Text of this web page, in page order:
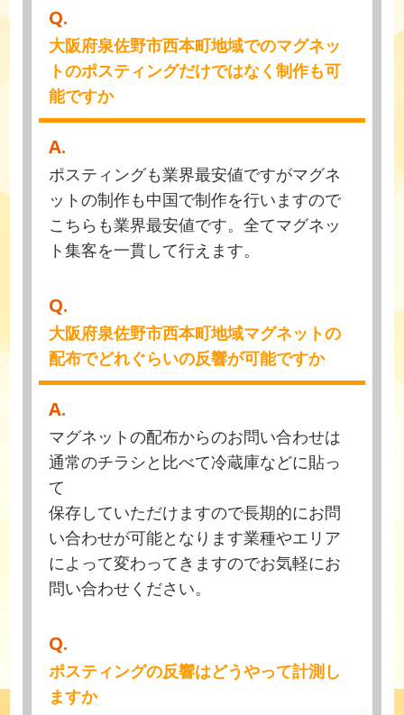
Q.
大阪府泉佐野市西本町地域でのマグネッ
トのポスティングだけではなく制作も可
能ですか
A.
ポスティングも業界最安値ですがマグネ
ットの制作も中国で制作を行いますので
こちらも業界最安値です。全てマグネッ
ト集客を一貫して行えます。
Q.
大阪府泉佐野市西本町地域マグネットの
配布でどれぐらいの反響が可能ですか
A.
マグネットの配布からのお問い合わせは
通常のチラシと比べて冷蔵庫などに貼っ
て
保存していただけますので長期的にお問
い合わせが可能となります業種やエリア
によって変わってきますのでお気軽にお
問い合わせください。
Q.
ポスティングの反響はどうやって計測し
ますか